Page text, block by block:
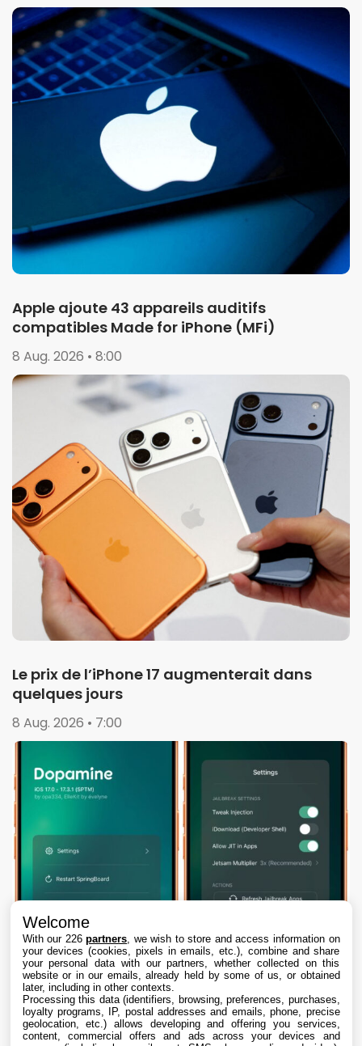
Apple ajoute 43 appareils auditifs
compatibles Made for iPhone (MFi)
8 Aug. 2026 • 8:00
Le prix de l’iPhone 17 augmenterait dans
quelques jours
8 Aug. 2026 • 7:00
Dopamine 3, le jailbreak pour iOS 26 sur
Welcome
With our 226partners , we wish to store and access information on
your devices (cookies, pixels in emails, etc.), combine and share
your personal data with our partners, whether collected on this
website or in our emails, already held by some of us, or obtained
later, including in other contexts.
Processing this data (identifiers, browsing, preferences, purchases,
loyalty programs, IP, postal addresses and emails, phone, precise
geolocation, etc.) allows developing and offering you services,
content, commercial offers and ads across your devices and